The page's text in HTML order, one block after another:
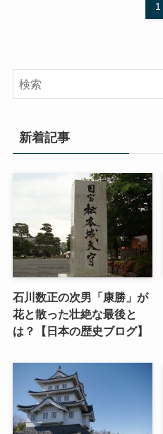
1
新着記事
石川数正の次男「康勝」が
花と散った壮絶な最後と
は？【日本の歴史ブログ】